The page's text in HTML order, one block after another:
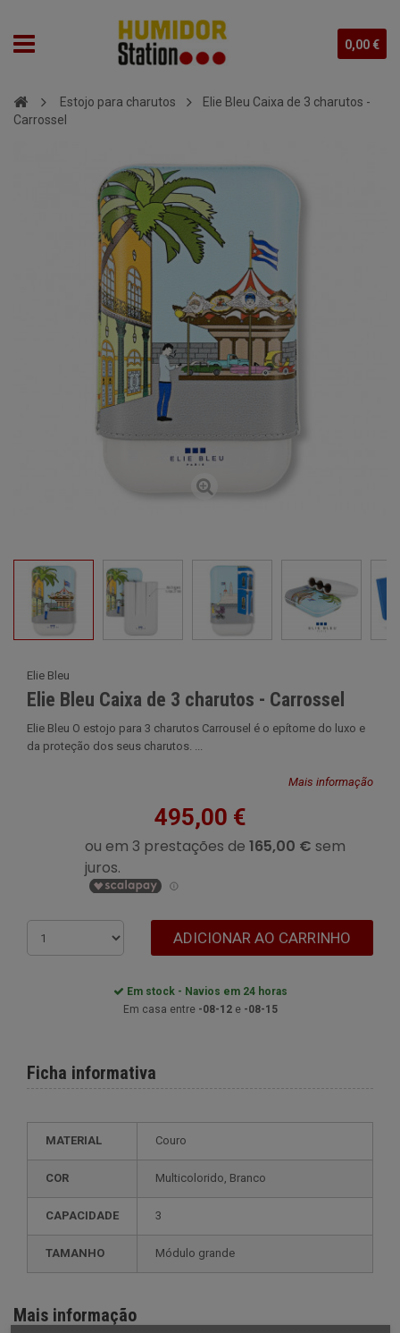
0,00 €
Estojo para charutos
Elie Bleu Caixa de 3 charutos -
Carrossel
Elie Bleu
Elie Bleu Caixa de 3 charutos - Carrossel
Elie Bleu O estojo para 3 charutos Carrousel é o epítome do luxo e
da proteção dos seus charutos. ...
Mais informação
495,00 €
ADICIONAR AO CARRINHO
Em stock - Navios em 24 horas
Em casa entre -08-12e -08-15
Ficha informativa
MATERIAL Couro
COR Multicolorido, Branco
CAPACIDADE 3
TAMANHO módulo grande
Mais informação